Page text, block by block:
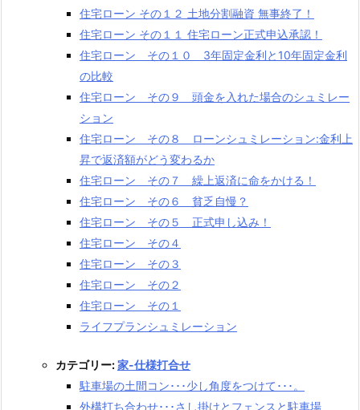
住宅ローン その１２ 土地分割融資 無事終了！
住宅ローン その１１ 住宅ローン正式申込承認！
住宅ローン その１０ 3年固定金利と10年固定金利
の比較
住宅ローン その９ 頭金を入れた場合のシュミレー
ション
住宅ローン その８ ローンシュミレーション:金利上
昇で返済額がどう変わるか
住宅ローン その７ 繰上返済に命をかける！
住宅ローン その６ 貧乏自慢？
住宅ローン その５ 正式申し込み！
住宅ローン その４
住宅ローン その３
住宅ローン その２
住宅ローン その１
ライフプランシュミレーション
カテゴリー:家-仕様打合せ
駐車場の土間コン･･･少し角度をつけて･･･。
外構打ち合わせ･･･さし掛けとフェンスと駐車場